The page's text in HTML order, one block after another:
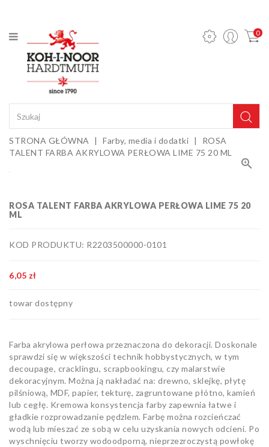
Ołówki
mechaniczne
i wkłady
Ołówki
grafitowe
Kredki
Pastele,
Sztalugi i
Bloki,
i kalki
Kolorowanki
do nauki
rysunku
Pędzle
Zestawy
upominkowe
i artystyczne
Masy
plastyczne
0
STRONA GŁÓWNA Farby, media i dodatki
ROSA
TALENT FARBA AKRYLOWA PERŁOWA LIME 75 20 ML

ROSA TALENT FARBA AKRYLOWA PERŁOWA LIME 75 20
ML
KOD PRODUKTU: R2203500000-0101
6,05 zł
towar dostępny
Farba akrylowa perłowa przeznaczona do dekoracji. Doskonale
sprawdzi się w większości technik hobbystycznych, w tym
decoupage, cracklingu, scrapbookingu, czy malarstwie
dekoracyjnym. Można ją nakładać na: drewno, sklejkę, płytę
pilśniową, MDF, papier, tekturę, zagruntowane płótno, kamień
lub cegłę. Kremowa konsystencja farby zapewnia łatwe i
gładkie rozprowadzanie pędzlem. Farbę można rozcieńczać
wodą lub mieszać ze sobą w celu uzyskania nowych odcieni. Po
wyschnięciu tworzy wodoodporną, nieprzezroczystą powłokę